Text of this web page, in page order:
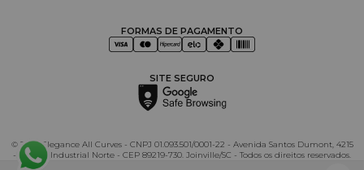
FORMAS DE PAGAMENTO
SITE SEGURO
© 2025 Elegance All Curves - CNPJ 01.093.501/0001-22 - Avenida Santos Dumont, 4215
- Distrito Industrial Norte - CEP 89219-730. Joinville/SC - Todos os direitos reservados.